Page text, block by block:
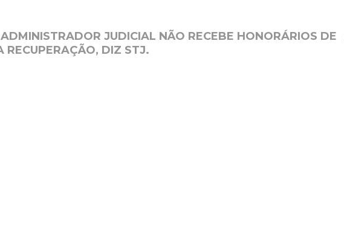
ADMINISTRADOR JUDICIAL NÃO RECEBE HONORÁRIOS DE
RECUPERAÇÃO, DIZ STJ.